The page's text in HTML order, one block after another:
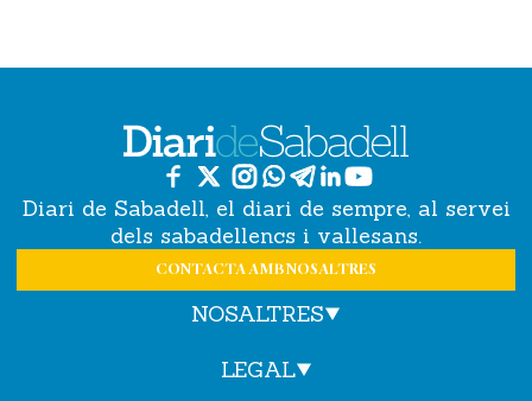
Diari de Sabadell, el diari de sempre, al servei
dels sabadellencs i vallesans.
CONTACTA AMB NOSALTRES
NOSALTRES
LEGAL